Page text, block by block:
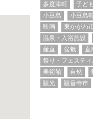
多度津町
子ども
小豆島
小豆島
映画
東かがわ
温泉・入浴施設
産直
盆栽 直
祭り・フェスティ
美術館
自然
観光
観音寺市